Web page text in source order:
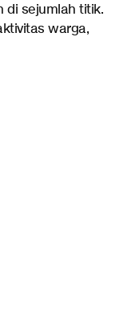
di sejumlah titik.
warga,